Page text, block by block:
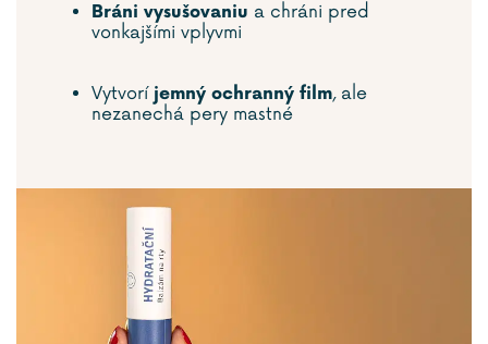
Bráni vysušovaniu a chráni pred
vonkajšími vplyvmi
Vytvorí jemný ochranný film, ale
nezanechá pery mastné